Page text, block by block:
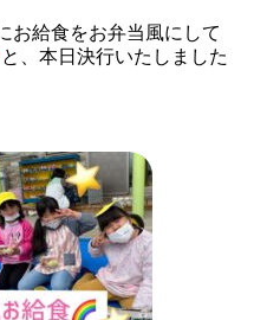
お給食をお弁当風にして
と、本日決行いたしました